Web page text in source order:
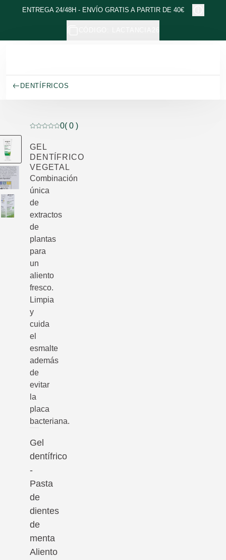
Ir al contenido principal
ENTREGA 24/48H - ENVÍO GRATIS A PARTIR DE 40€
DENTÍFRICOS
Puntuación: 0 / 5 estrellas 0 valoraciones de usuarios
0( 0 )
GEL
DENTÍFRICO
VEGETAL
Combinación
única
de
extractos
de
plantas
para
un
aliento
fresco.
Limpia
y
cuida
el
esmalte
además
de
evitar
la
placa
bacteriana.
Gel
dentífrico
-
Pasta
de
dientes
de
menta
Aliento